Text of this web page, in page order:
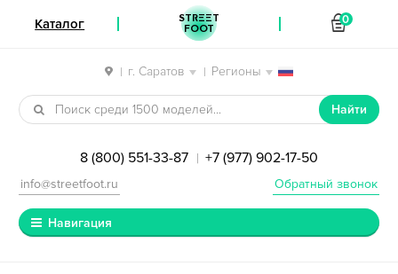
| г. Саратов | Регионы
Перейти к навигации
Перейти к содержимому
Найти
8 (800) 551-33-87 | +7 (977) 902-17-50
Обратный звонок
info@streetfoot.ru
Навигация
Каталог STREET
FOOT
0